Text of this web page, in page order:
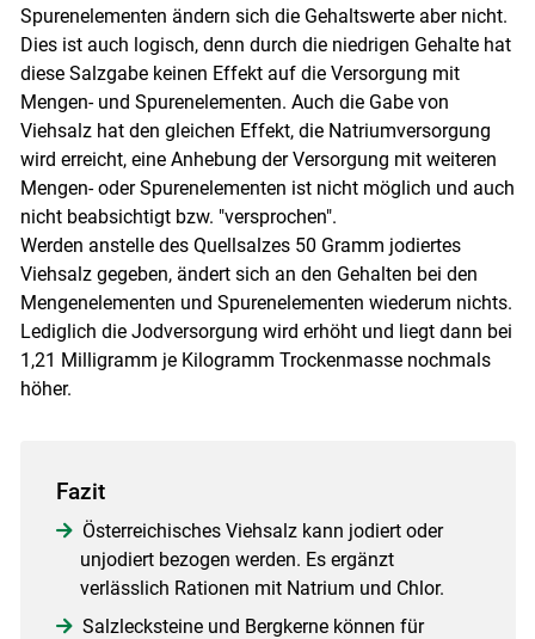
Spurenelementen ändern sich die Gehaltswerte aber nicht.
Dies ist auch logisch, denn durch die niedrigen Gehalte hat
diese Salzgabe keinen Effekt auf die Versorgung mit
Mengen- und Spurenelementen. Auch die Gabe von
Viehsalz hat den gleichen Effekt, die Natriumversorgung
wird erreicht, eine Anhebung der Versorgung mit weiteren
Mengen- oder Spurenelementen ist nicht möglich und auch
nicht beabsichtigt bzw. "versprochen".
Werden anstelle des Quellsalzes 50 Gramm jodiertes
Viehsalz gegeben, ändert sich an den Gehalten bei den
Mengenelementen und Spurenelementen wiederum nichts.
Lediglich die Jodversorgung wird erhöht und liegt dann bei
1,21 Milligramm je Kilogramm Trockenmasse nochmals
höher.
Fazit
Österreichisches Viehsalz kann jodiert oder
unjodiert bezogen werden. Es ergänzt
verlässlich Rationen mit Natrium und Chlor.
Salzlecksteine und Bergkerne können für